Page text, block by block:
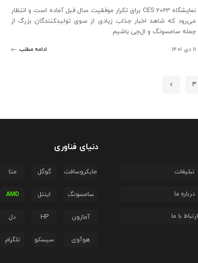
نمایشگاه CES 2023 برای تکرار موفقیت سال قبل آماده است و انتظار
می‌رود که شاهد اخبار جذاب زیادی از سوی تولیدکنندگان بزرگ از
جمله سامسونگ و ال‌جی باشیم
۱۱ دی ۱۴۰۱ ادامه مطلب
3
تبلیغات
درباره ما
ارتباط با ما
دنیای فناوری
مایکروسافت گوگل متا
سامسونگ اینتل AMD
آمازون HP دل
هوآوی سیسکو تلگرام